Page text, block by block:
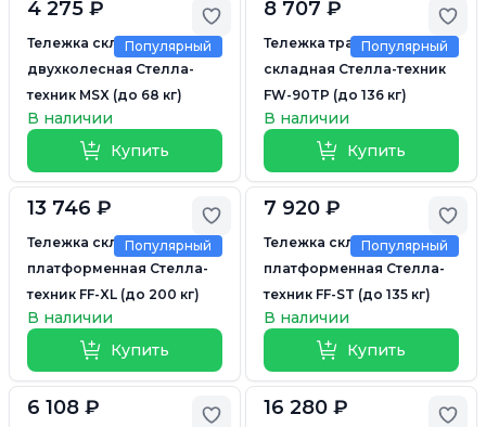
Добавить в избранное
Популярный
4 275 ₽
Тележка складная
двухколесная Стелла-
техник MSX (до 68 кг)
В наличии
Купить
Популярный
8 707 ₽
Тележка трансформер
складная Стелла-техник
FW-90TP (до 136 кг)
В наличии
Купить
Добавить в избранное
Популярный
13 746 ₽
Тележка складная
платформенная Стелла-
техник FF-XL (до 200 кг)
В наличии
Купить
Популярный
7 920 ₽
Тележка складная
платформенная Стелла-
техник FF-ST (до 135 кг)
В наличии
Купить
Добавить в избранное
6 108 ₽ 16 280 ₽